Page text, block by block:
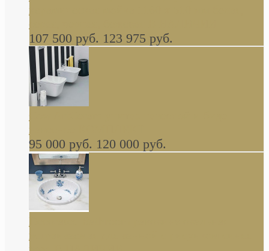
керамическая мойка 1160 x 510 мм белая,
серая, черная, бежевая В НАЛИЧИИ
107 500 руб. 123 975 руб.
навесное КОМПЛЕКТ
95 000 руб. 120 000 руб.
Decorated Bathroom раковина овальная
встраиваемая для ванной с рисунком синяя